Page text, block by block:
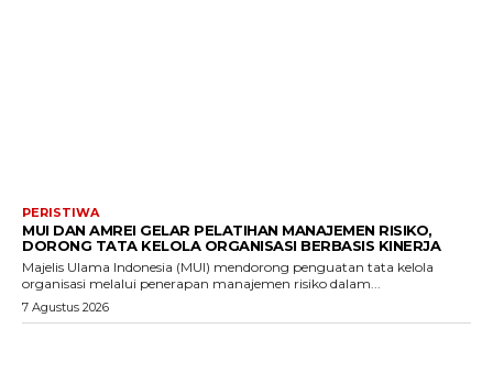
PERISTIWA
MUI DAN AMREI GELAR PELATIHAN MANAJEMEN RISIKO,
DORONG TATA KELOLA ORGANISASI BERBASIS KINERJA
Majelis Ulama Indonesia (MUI) mendorong penguatan tata kelola
organisasi melalui penerapan manajemen risiko dalam...
7 Agustus 2026